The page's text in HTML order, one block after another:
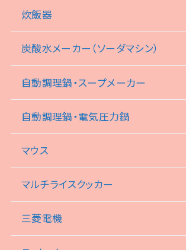
炊飯器
炭酸水メーカー（ソーダマシン）
自動調理鍋・スープメーカー
自動調理鍋・電気圧力鍋
マウス
マルチライスクッカー
三菱電機